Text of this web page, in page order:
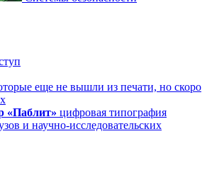
еще не вышли из печати, но скоро
«Паблит» цифровая типография
и научно-исследовательских